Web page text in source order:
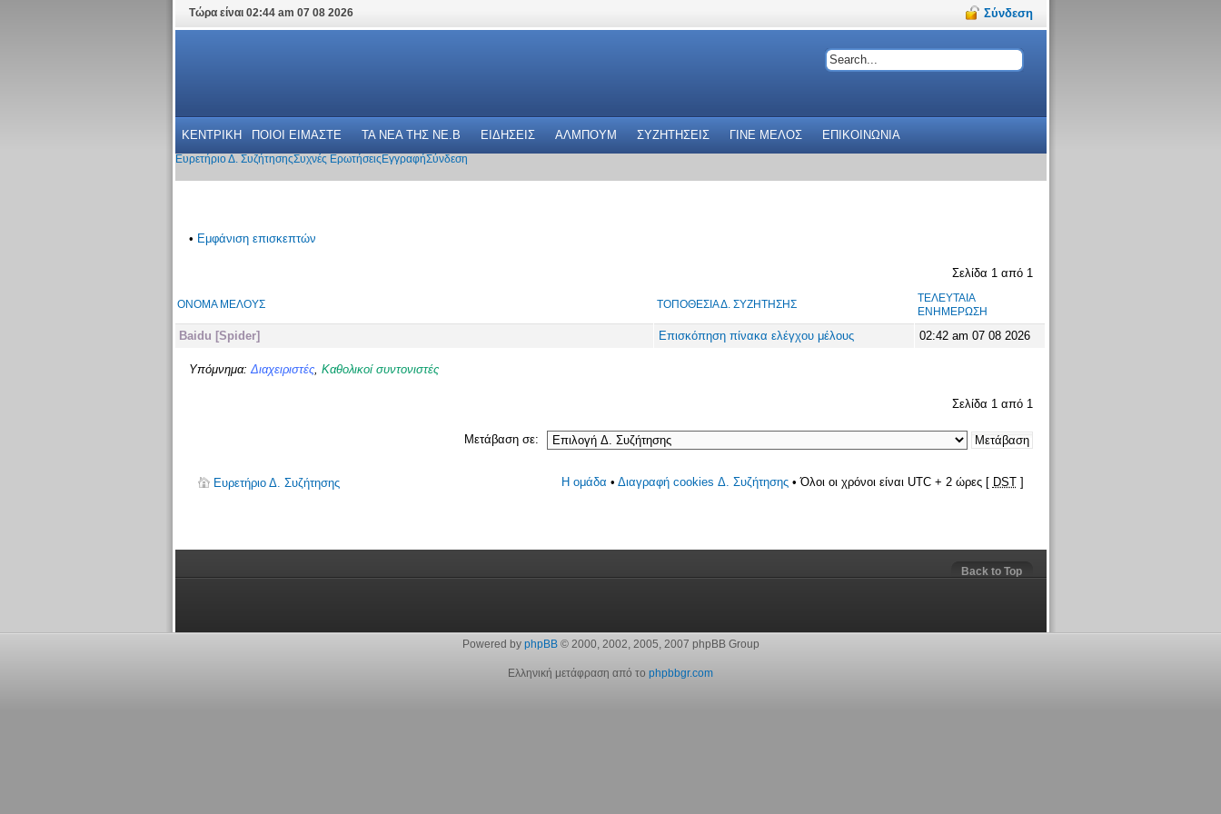
Τώρα είναι 02:44 am 07 08 2026 Σύνδεση
ΚΕΝΤΡΙΚΗ ΠΟΙΟΙ ΕΙΜΑΣΤΕ ΤΑ ΝΕΑ THΣ NE.B ΕΙΔΗΣΕΙΣ ΑΛΜΠΟΥΜ ΣΥΖΗΤΗΣΕΙΣ ΓΙΝΕ ΜΕΛΟΣ ΕΠΙΚΟΙΝΩΝΙΑ
Ευρετήριο Δ. ΣυζήτησηςΣυχνές Ερωτήσεις ΕγγραφήΣύνδεση
• Εμφάνιση επισκεπτών
Σελίδα 1από 1
ΌΝΟΜΑ ΜΈΛΟΥΣ ΤΟΠΟΘΕΣΊΑ Δ. ΣΥΖΉΤΗΣΗΣ
ΤΕΛΕΥΤΑΊΑ
ΕΝΗΜΈΡΩΣΗ
Baidu [Spider] Επισκόπηση πίνακα ελέγχου μέλους 02:42 am 07 08 2026
Υπόμνημα:Διαχειριστές, Καθολικοί συντονιστές
Σελίδα 1από 1
Μετάβαση σε:
Ευρετήριο Δ. Συζήτησης Η ομάδα • Διαγραφή cookies Δ. Συζήτησης• Όλοι οι χρόνοι είναι UTC + 2 ώρες [ DST]
Back to Top
Powered by phpBB© 2000, 2002, 2005, 2007 phpBB Group
Ελληνική μετάφραση από το phpbbgr.com